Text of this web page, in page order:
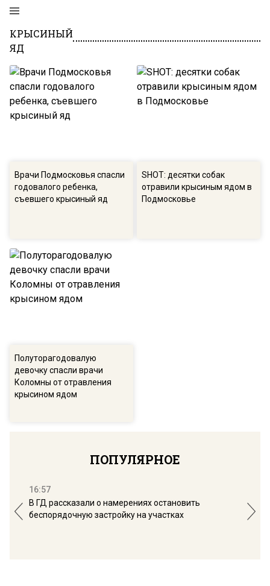
КРЫСИНЫЙ
ЯД
Врачи Подмосковья спасли
годовалого ребенка,
съевшего крысиный яд
SHOT: десятки собак
отравили крысиным ядом в
Подмосковье
Полуторагодовалую
девочку спасли врачи
Коломны от отравления
крысином ядом
ПОПУЛЯРНОЕ
16:57
В ГД рассказали о намерениях остановить
беспорядочную застройку на участках